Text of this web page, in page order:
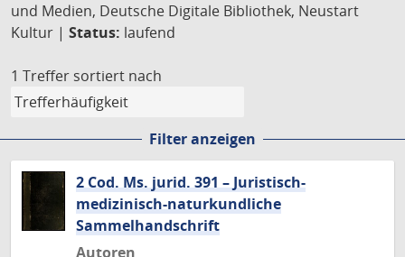
und Medien, Deutsche Digitale Bibliothek, Neustart
Kultur | Status: laufend
1 Treffer sortiert nach
Filter anzeigen
2 Cod. Ms. jurid. 391 – Juristisch-
medizinisch-naturkundliche
Sammelhandschrift
Autoren